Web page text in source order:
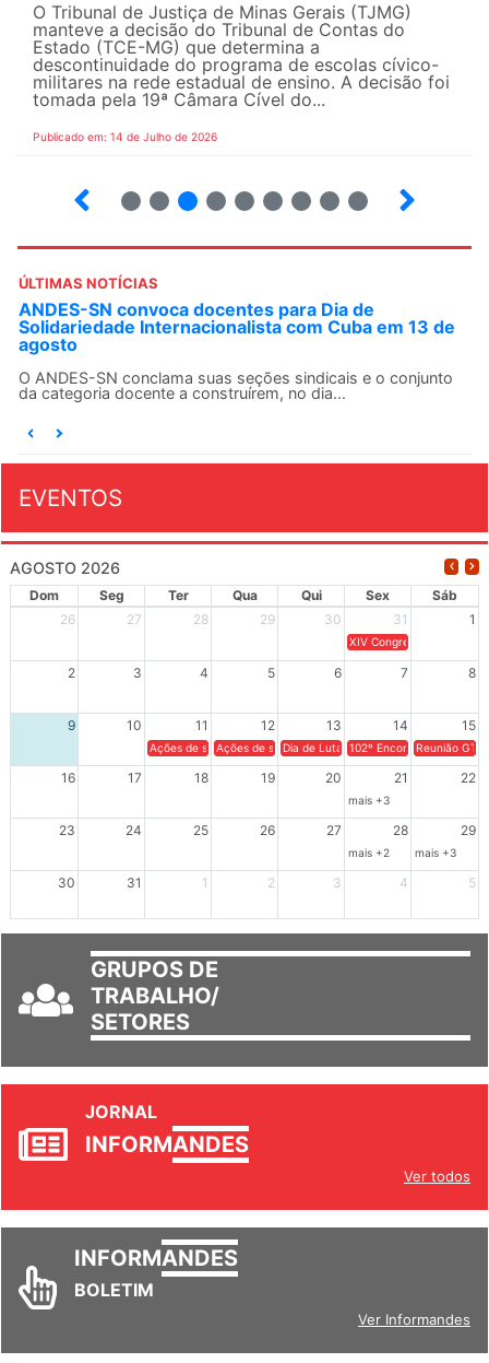
O Tribunal de Justiça de Minas Gerais (TJMG)
manteve a decisão do Tribunal de Contas do
Estado (TCE-MG) que determina a
descontinuidade do programa de escolas cívico-
militares na rede estadual de ensino. A decisão foi
tomada pela 19ª Câmara Cível do...
Publicado em: 14 de Julho de 2026
ÚLTIMAS NOTÍCIAS
ANDES-SN convoca docentes para Dia de
Solidariedade Internacionalista com Cuba em 13 de
agosto
O ANDES-SN conclama suas seções sindicais e o conjunto
da categoria docente a construírem, no dia...
EVENTOS
AGOSTO 2026
Dom Seg Ter Qua Qui Sex
Sáb
26
27 28 29 30 31 1
XIV Congresso Brasileiro
2 3 4 5 6 7 8
9 10 11 12 13 14 15
Ações de solidariedade a Cuba no Rio Grande do Sul - 100
Ações de solidariedade a Cuba no Rio Grande do
Dia de Luta em Defesa de Cuba e da
102º Encontro da
Reunião
16 17 18 19 20 21 22
mais +3
23 24 25 26 27 28 29
mais +2 mais +3
30 31 1 2 3 4 5
GRUPOS DE
TRABALHO/
SETORES
JORNAL
INFORMANDES
Ver todos
INFORMANDES
BOLETIM
Ver Informandes